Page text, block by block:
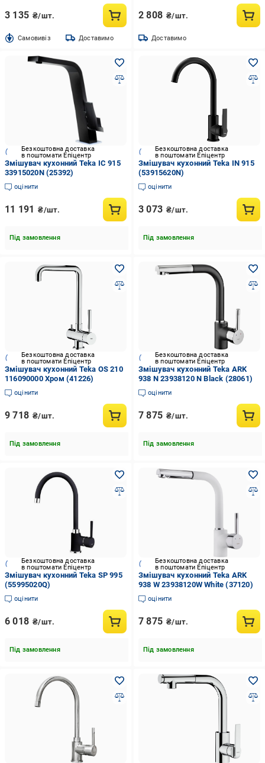
3 135 ₴/шт.
Cамовивіз Доставимо
2 808 ₴/шт.
Доставимо
Безкоштовна доставка
в поштомати Епіцентр
Змішувач кухонний Teka IC 915
33915020N (25392)
оцінити
11 191 ₴/шт.
Під замовлення
Безкоштовна доставка
в поштомати Епіцентр
Змішувач кухонний Teka IN 915
(53915620N)
оцінити
3 073 ₴/шт.
Під замовлення
Безкоштовна доставка
в поштомати Епіцентр
Змішувач кухонний Teka OS 210
116090000 Хром (41226)
оцінити
9 718 ₴/шт.
Під замовлення
Безкоштовна доставка
в поштомати Епіцентр
Змішувач кухонний Teka ARK
938 N 23938120 N Black (28061)
оцінити
7 875 ₴/шт.
Під замовлення
Безкоштовна доставка
в поштомати Епіцентр
Змішувач кухонний Teka SP 995
(55995020Q)
оцінити
6 018 ₴/шт.
Під замовлення
Безкоштовна доставка
в поштомати Епіцентр
Змішувач кухонний Teka ARK
938 W 23938120W White (37120)
оцінити
7 875 ₴/шт.
Під замовлення